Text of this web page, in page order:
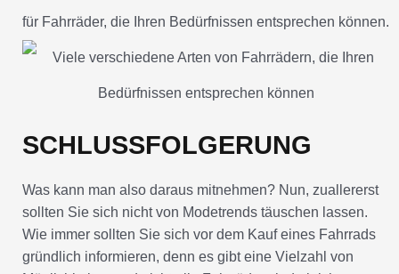
für Fahrräder, die Ihren Bedürfnissen entsprechen können.
SCHLUSSFOLGERUNG
Was kann man also daraus mitnehmen? Nun, zuallererst
sollten Sie sich nicht von Modetrends täuschen lassen.
Wie immer sollten Sie sich vor dem Kauf eines Fahrrads
gründlich informieren, denn es gibt eine Vielzahl von